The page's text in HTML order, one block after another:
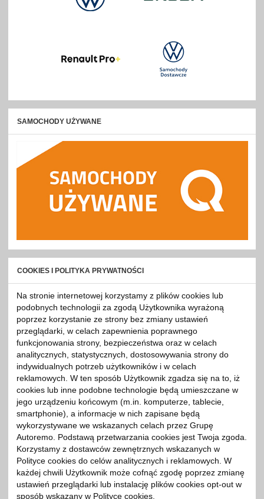
SAMOCHODY UŻYWANE
COOKIES I POLITYKA PRYWATNOŚCI
Na stronie internetowej korzystamy z plików cookies lub
podobnych technologii za zgodą Użytkownika wyrażoną
poprzez korzystanie ze strony bez zmiany ustawień
przeglądarki, w celach zapewnienia poprawnego
funkcjonowania strony, bezpieczeństwa oraz w celach
analitycznych, statystycznych, dostosowywania strony do
indywidualnych potrzeb użytkowników i w celach
reklamowych. W ten sposób Użytkownik zgadza się na to, iż
cookies lub inne podobne technologie będą umieszczane w
jego urządzeniu końcowym (m.in. komputerze, tablecie,
smartphonie), a informacje w nich zapisane będą
wykorzystywane we wskazanych celach przez Grupę
Autoremo. Podstawą przetwarzania cookies jest Twoja zgoda.
Korzystamy z dostawców zewnętrznych wskazanych w
Polityce cookies do celów analitycznych i reklamowych. W
każdej chwili Użytkownik może cofnąć zgodę poprzez zmianę
ustawień przeglądarki lub instalację plików cookies opt-out w
sposób wskazany w Polityce cookies.